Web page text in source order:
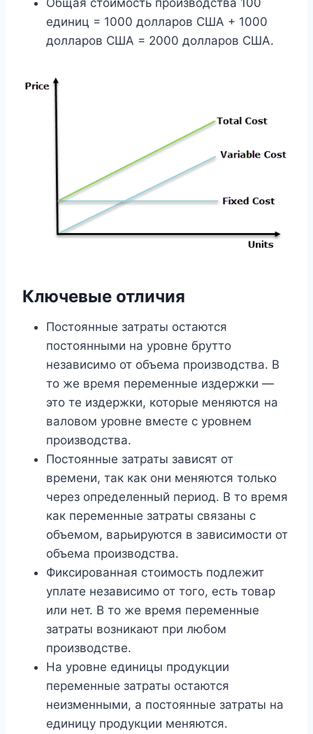
единиц = 1000 долларов США + 1000
долларов США = 2000 долларов США.
Ключевые отличия
Постоянные затраты остаются
постоянными на уровне брутто
независимо от объема производства. В
то же время переменные издержки —
это те издержки, которые меняются на
валовом уровне вместе с уровнем
производства.
Постоянные затраты зависят от
времени, так как они меняются только
через определенный период. В то время
как переменные затраты связаны с
объемом, варьируются в зависимости от
объема производства.
Фиксированная стоимость подлежит
уплате независимо от того, есть товар
или нет. В то же время переменные
затраты возникают при любом
производстве.
На уровне единицы продукции
переменные затраты остаются
неизменными, а постоянные затраты на
единицу продукции меняются.